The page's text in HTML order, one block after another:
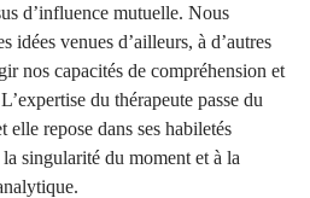
d’influence mutuelle. Nous
idées venues d’ailleurs, à d’autres
nos capacités de compréhension et
du thérapeute passe du
elle repose dans ses habiletés
singularité du moment et à la